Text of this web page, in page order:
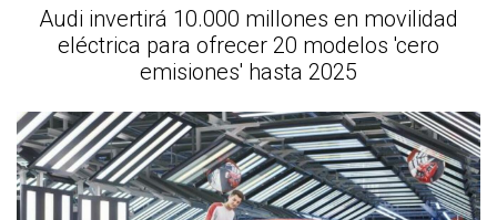
Audi invertirá 10.000 millones en movilidad
eléctrica para ofrecer 20 modelos 'cero
emisiones' hasta 2025